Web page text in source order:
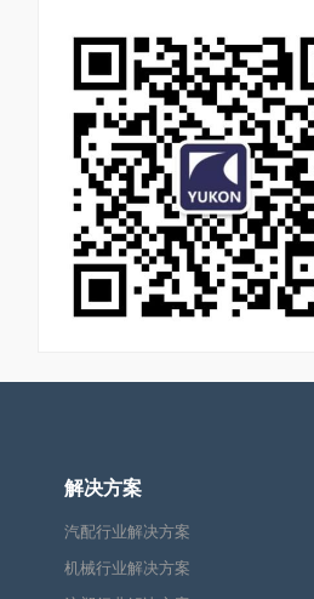
解决方案
汽配行业解决方案
机械行业解决方案